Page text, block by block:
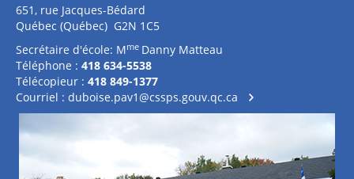
651, rue Jacques-Bédard
Québec (Québec) G2N 1C5
Secrétaire d'école: Mme Danny Matteau
Téléphone : 418 634-5538
Télécopieur : 418 849-1377
Courriel : duboise.pav1@cssps.gouv.qc.ca